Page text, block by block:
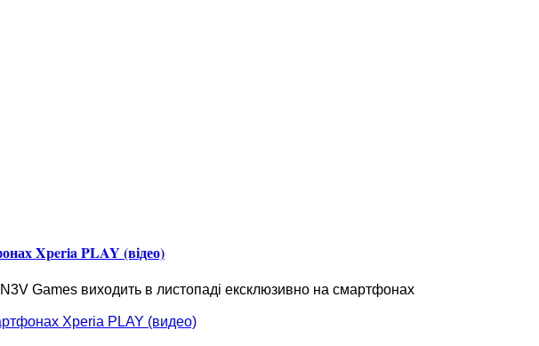
Xperia PLAY (відео)
Games виходить в листопаді ексклюзивно на смартфонах